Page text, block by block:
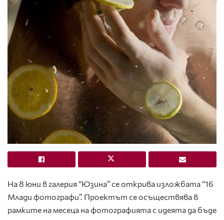
На 8 юни в галерия “Юзина” се открива изложбата “16
Млади фотографи”. Проектът се осъществява в
рамките на месеца на фотографията с идеята да бъде